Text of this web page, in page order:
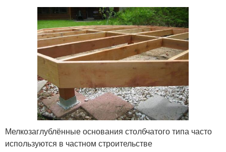
Мелкозаглублённые основания столбчатого типа часто
используются в частном строительстве